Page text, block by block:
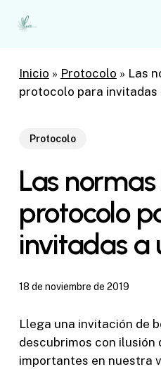
Inicio » Protocolo » Las
protocolo para invitadas
Protocolo
Las
protocolo
invitadas a
18 de noviembre de 2019
Llega una invitación de
descubrimos con ilusión
importantes en nuestra